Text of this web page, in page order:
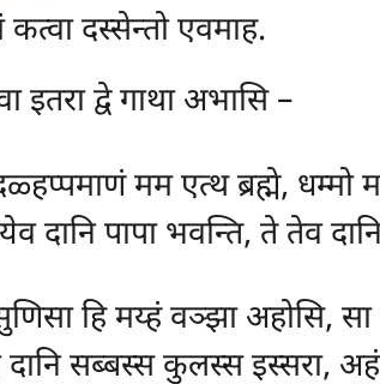
दस्सेन्तो एवमाह.
इतरा द्वे गाथा अभासि –
मम एत्थ ब्रह्मे, धम्मो
दानि पापा भवन्ति, ते तेव
हि मय्हं वञ्झा अहोसि, सा
दानि सब्बस्स कुलस्स इस्सरा, अहं